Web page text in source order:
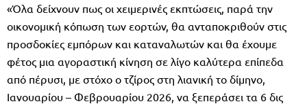
«Όλα δείχνουν πως οι χειμερινές εκπτώσεις, παρά την
οικονομική κόπωση των εορτών, θα ανταποκριθούν στις
προσδοκίες εμπόρων και καταναλωτών και θα έχουμε
φέτος μια αγοραστική κίνηση σε λίγο καλύτερα επίπεδα
από πέρυσι, με στόχο ο τζίρος στη λιανική το δίμηνο,
Ιανουαρίου – Φεβρουαρίου 2026, να ξεπεράσει τα 6 δις